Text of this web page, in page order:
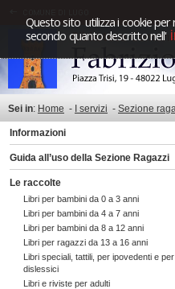
Questo sito utilizza i cookie per
secondo quanto descritto nell'
Sei in: Home - I servizi - Sezione
Informazioni
Guida all’uso della Sezione Ragazzi
Le raccolte
Libri per bambini da 0 a 3 anni
Libri per bambini da 4 a 7 anni
Libri per bambini da 8 a 12 anni
Libri per ragazzi da 13 a 16 anni
Libri speciali, tattili, per ipovedenti e per
dislessici
Libri e riviste per adulti